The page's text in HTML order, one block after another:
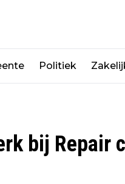
Politiek
bij Repair